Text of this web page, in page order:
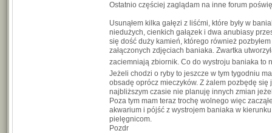
Ostatnio częściej zaglądam na inne forum
Usunąłem kilka gałęzi z liśćmi, które były w
niedużych, cienkich gałązek i dwa anubiasy
się dość duży kamień, którego również
załączonych zdjęciach baniaka. Zwartka
zaciemniają zbiornik. Co do wystroju baniaka to
Jeżeli chodzi o ryby to jeszcze w tym tygodniu
obsadę oprócz mieczyków. Z żalem pozbędę
najbliższym czasie nie planuję innych zmian
Poza tym mam teraz trochę wolnego więc
akwarium i pójść z wystrojem baniaka w
pielęgnicom.
Pozdr